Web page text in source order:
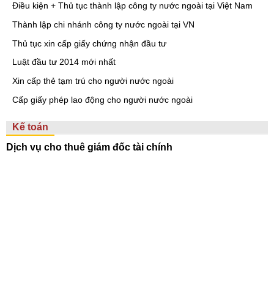
Điều kiện + Thủ tục thành lập công ty nước ngoài tại Việt Nam
Thành lập chi nhánh công ty nước ngoài tại VN
Thủ tục xin cấp giấy chứng nhận đầu tư
Luật đầu tư 2014 mới nhất
Xin cấp thẻ tạm trú cho người nước ngoài
Cấp giấy phép lao động cho người nước ngoài
Kế toán
Dịch vụ cho thuê giám đốc tài chính